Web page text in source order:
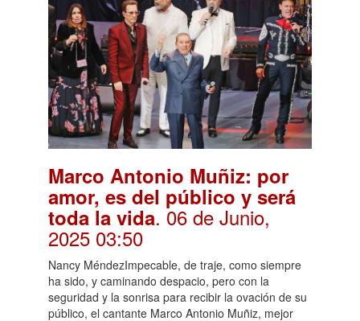
Marco Antonio Muñiz: por
amor, es del público y será
toda la vida. 06 de Junio,
2025 03:50
Nancy MéndezImpecable, de traje, como siempre
ha sido, y caminando despacio, pero con la
seguridad y la sonrisa para recibir la ovación de su
público, el cantante Marco Antonio Muñiz, mejor